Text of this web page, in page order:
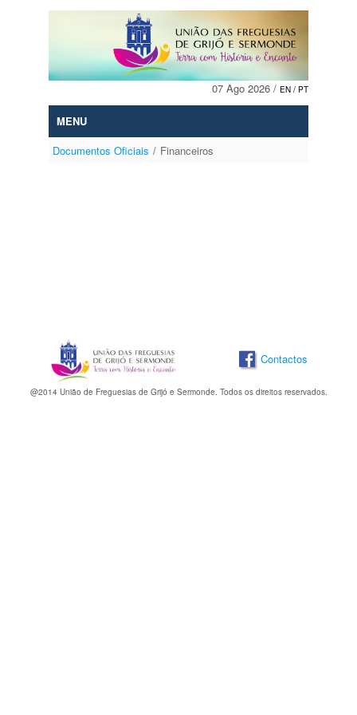
Mudar para o conteúdo
07 Ago 2026 /EN/ PT
MENU
Documentos Oficiais / Financeiros
Contactos
@2014 União de Freguesias de Grijó e Sermonde. Todos os direitos reservados.